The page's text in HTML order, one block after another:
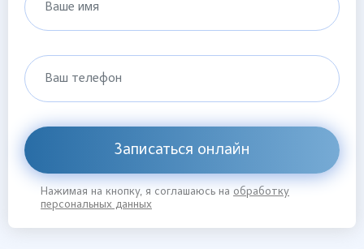
Ваше имя
Ваш телефон
Записаться онлайн
Нажимая на кнопку, я соглашаюсь на обработку
персональных данных